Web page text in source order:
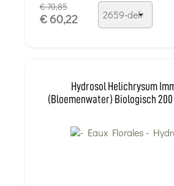
€ 70,85
€ 60,22
Hydrosol Helichrysum
(Bloemenwater) Biologisch